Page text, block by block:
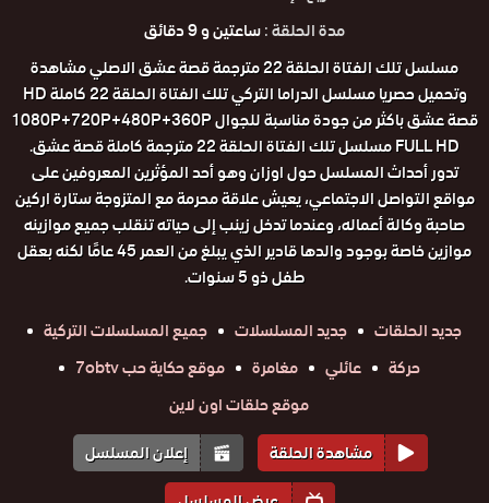
مدة الحلقة :ساعتين و 9 دقائق
مسلسل تلك الفتاة الحلقة 22 مترجمة قصة عشق الاصلي مشاهدة
وتحميل حصريا مسلسل الدراما التركي تلك الفتاة الحلقة 22 كاملة HD
قصة عشق باكثر من جودة مناسبة للجوال 1080P+720P+480P+360P
FULL HD مسلسل تلك الفتاة الحلقة 22 مترجمة كاملة قصة عشق.
تدور أحداث المسلسل حول اوزان وهو أحد المؤثرين المعروفين على
مواقع التواصل الاجتماعي، يعيش علاقة محرمة مع المتزوجة ستارة اركين
صاحبة وكالة أعماله، وعندما تدخل زينب إلى حياته تنقلب جميع موازينه
موازين خاصة بوجود والدها قادير الذي يبلغ من العمر 45 عامًا لكنه بعقل
طفل ذو 5 سنوات.
جديد الحلقات
جديد المسلسلات
جميع المسلسلات التركية
حركة
عائلي مغامرة
موقع حكاية حب 7obtv
موقع حلقات اون لاين
مشاهدة الحلقة
إعلان المسلسل